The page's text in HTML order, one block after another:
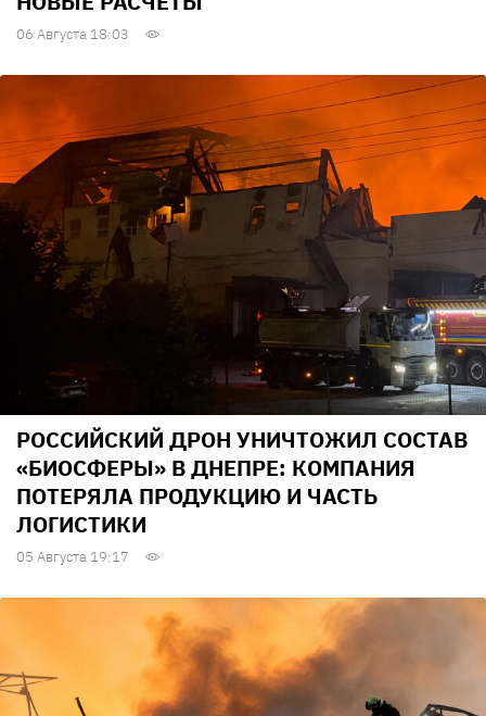
06 Августа 18:03
РОССИЙСКИЙ ДРОН УНИЧТОЖИЛ СОСТАВ
«БИОСФЕРЫ» В ДНЕПРЕ: КОМПАНИЯ
ПОТЕРЯЛА ПРОДУКЦИЮ И ЧАСТЬ
ЛОГИСТИКИ
05 Августа 19:17